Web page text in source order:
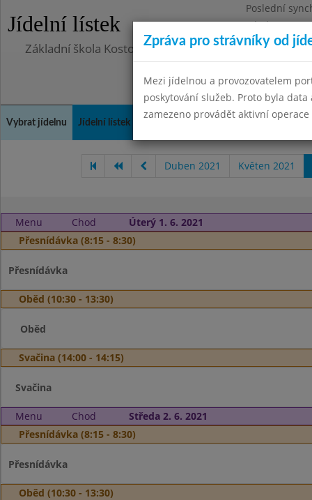
Jídelní lístek
Poslední
Pátek
Základní škola Kostomlaty nad Labem, příspěvková
Vybrat jídelnu Jídelní lístek Kontakty a informace
Duben 2021 Květen 2021
Menu Chod
Úterý 1. 6. 2021
Přesnídávka (8:15 - 8:30)
Přesnídávka
Oběd (10:30 - 13:30)
Oběd
Svačina (14:00 - 14:15)
Svačina
Menu Chod
Středa 2. 6. 2021
Přesnídávka (8:15 - 8:30)
Přesnídávka
Oběd (10:30 - 13:30)
Zpráva pro strávníky od
Mezi jídelnou a provozovatelem
poskytování služeb. Proto byla
zamezeno provádět aktivní